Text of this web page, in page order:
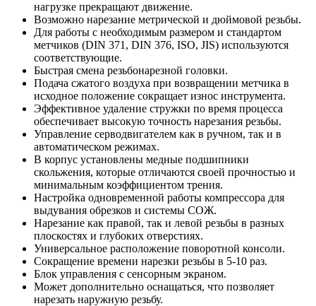
нагрузке прекращают движение.
Возможно нарезание метрической и дюймовой резьбы.
Для работы с необходимым размером и стандартом
метчиков (DIN 371, DIN 376, ISO, JIS) используются
соответствующие.
Быстрая смена резьбонарезной головки.
Подача сжатого воздуха при возвращении метчика в
исходное положение сокращает износ инструмента.
Эффективное удаление стружки по время процесса
обеспечивает высокую точность нарезания резьбы.
Управление серводвигателем как в ручном, так и в
автоматическом режимах.
В корпус установлены медные подшипники
скольжения, которые отличаются своей прочностью и
минимальным коэффициентом трения.
Настройка одновременной работы компрессора для
выдувания обрезков и системы СОЖ.
Нарезание как правой, так и левой резьбы в разных
плоскостях и глубоких отверстиях.
Универсальное расположение поворотной консоли.
Сокращение времени нарезки резьбы в 5-10 раз.
Блок управления с сенсорным экраном.
Может дополнительно оснащаться, что позволяет
нарезать наружную резьбу.